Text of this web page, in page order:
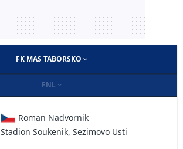
FK MAS TABORSKO
FNL
Roman Nadvornik
Stadion Soukenik, Sezimovo Usti